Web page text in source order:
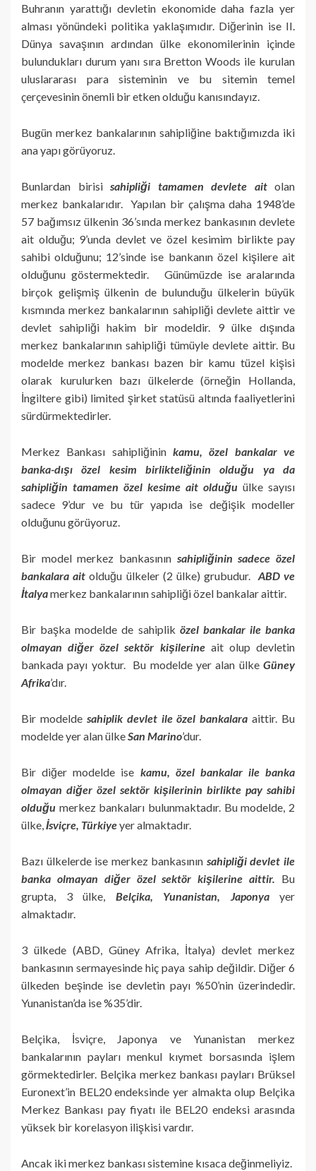
Buhranın yarattığı devletin ekonomide daha fazla yer
alması yönündeki politika yaklaşımıdır. Diğerinin ise II.
Dünya savaşının ardından ülke ekonomilerinin içinde
bulundukları durum yanı sıra Bretton Woods ile kurulan
uluslararası para sisteminin ve bu sitemin temel
çerçevesinin önemli bir etken olduğu kanısındayız.
Bugün merkez bankalarının sahipliğine baktığımızda iki
ana yapı görüyoruz.
Bunlardan birisi sahipliği tamamen devlete aitolan
merkez bankalarıdır. Yapılan bir çalışma daha 1948’de
57 bağımsız ülkenin 36’sında merkez bankasının devlete
ait olduğu; 9’unda devlet ve özel kesimim birlikte pay
sahibi olduğunu; 12’sinde ise bankanın özel kişilere ait
olduğunu göstermektedir. Günümüzde ise aralarında
birçok gelişmiş ülkenin de bulunduğu ülkelerin büyük
kısmında merkez bankalarının sahipliği devlete aittir ve
devlet sahipliği hakim bir modeldir. 9 ülke dışında
merkez bankalarının sahipliği tümüyle devlete aittir. Bu
modelde merkez bankası bazen bir kamu tüzel kişisi
olarak kurulurken bazı ülkelerde (örneğin Hollanda,
İngiltere gibi) limited şirket statüsü altında faaliyetlerini
sürdürmektedirler.
Merkez Bankası sahipliğinin kamu, özel bankalar ve
banka-dışı özel kesim birlikteliğinin olduğu ya da
sahipliğin tamamen özel kesime ait olduğu ülke sayısı
sadece 9’dur ve bu tür yapıda ise değişik modeller
olduğunu görüyoruz.
Bir model merkez bankasının sahipliğinin sadece özel
bankalara ait olduğu ülkeler (2 ülke) grubudur. ABD ve
İtalyamerkez bankalarının sahipliği özel bankalar aittir.
Bir başka modelde de sahiplik özel bankalar ile banka
olmayan diğer özel sektör kişilerineait olup devletin
bankada payı yoktur. Bu modelde yer alan ülke Güney
Afrika’dır.
Bir modelde sahiplik devlet ile özel bankalara aittir. Bu
modelde yer alan ülkeSan Marino’dur.
Bir diğer modelde ise kamu, özel bankalar ile banka
olmayan diğer özel sektör kişilerinin birlikte pay sahibi
olduğu merkez bankaları bulunmaktadır. Bu modelde, 2
ülke, İsviçre, Türkiyeyer almaktadır.
Bazı ülkelerde ise merkez bankasının sahipliği devlet ile
banka olmayan diğer özel sektör kişilerine aittir.
Bu
grupta, 3 ülke, Belçika, Yunanistan, Japonyayer
almaktadır.
3 ülkede (ABD, Güney Afrika, İtalya) devlet merkez
bankasının sermayesinde hiç paya sahip değildir. Diğer 6
ülkeden beşinde ise devletin payı %50’nin üzerindedir.
Yunanistan’da ise %35’dir.
Belçika, İsviçre, Japonya ve Yunanistan merkez
bankalarının payları menkul kıymet borsasında işlem
görmektedirler. Belçika merkez bankası payları Brüksel
Euronext’in BEL20 endeksinde yer almakta olup Belçika
Merkez Bankası pay fiyatı ile BEL20 endeksi arasında
yüksek bir korelasyon ilişkisi vardır.
Ancak iki merkez bankası sistemine kısaca değinmeliyiz.